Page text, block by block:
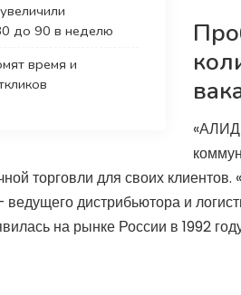
до 90 в неделю
время и
торговли для своих
дистрибьютора и
на рынке России в 1992